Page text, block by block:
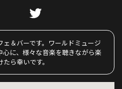
＆バーです。ワールドミュージ
に、様々な音楽を聴きながら楽
ら幸いです。